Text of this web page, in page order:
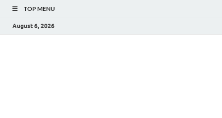
TOP MENU
August 6, 2026